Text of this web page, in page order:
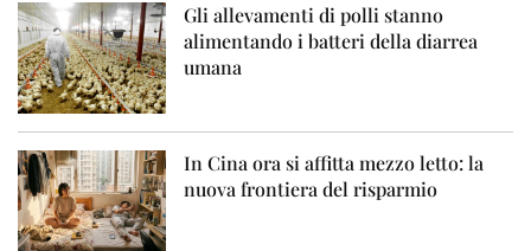
Gli allevamenti di polli stanno
alimentando i batteri della diarrea
umana
In Cina ora si affitta mezzo letto: la
nuova frontiera del risparmio